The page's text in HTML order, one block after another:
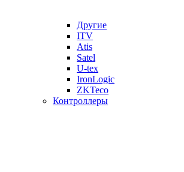
Другие
ITV
Atis
Satel
U-tex
IronLogic
ZKTeco
Контроллеры